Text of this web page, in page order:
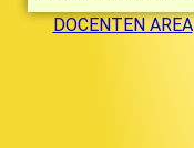
DOCENTEN AREA